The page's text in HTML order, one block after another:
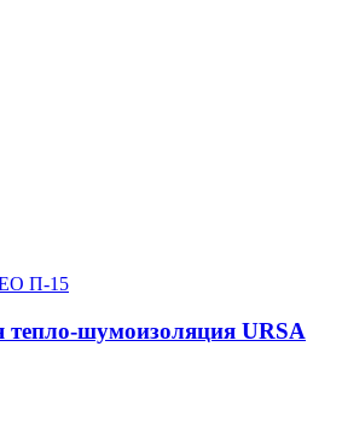
шумоизоляция URSA